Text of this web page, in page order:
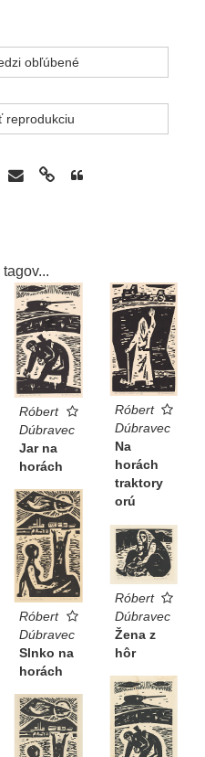
obľúbené
reprodukciu
Róbert
Dúbravec
Jar na
horách
Róbert
Dúbravec
Na
horách
traktory
orú
Róbert
Dúbravec
Slnko na
horách
Róbert
Dúbravec
Žena z
hôr